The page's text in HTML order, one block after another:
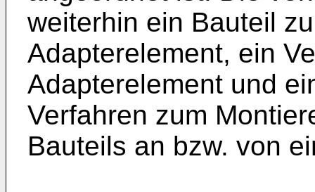
weiterhin ein Bauteil
Adapterelement, ein
Adapterelement und
Verfahren zum
Bauteils an bzw. von